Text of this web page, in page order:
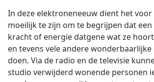
In deze elektroneneeuw dient het
moeilijk te zijn om te begrijpen dat
kracht of energie datgene wat ze
en tevens vele andere
doen. Via de radio en de televisie
studio verwijderd wonende personen